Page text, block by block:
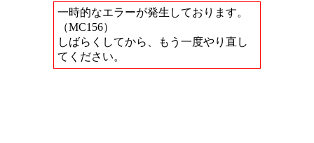
一時的なエラーが発生しております。
（MC156）
しばらくしてから、もう一度やり直し
てください。